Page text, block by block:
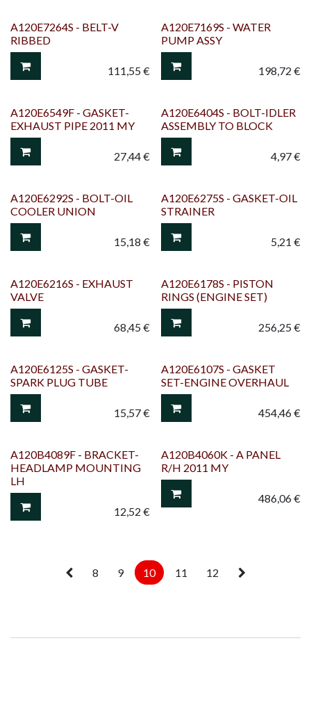
A120E7264S - BELT-V
RIBBED
111,55€
A120E7169S - WATER
PUMP ASSY
198,72 €
A120E6549F - GASKET-
EXHAUST PIPE 2011 MY
27,44€
A120E6404S - BOLT-IDLER
ASSEMBLY TO BLOCK
4,97€
A120E6292S - BOLT-OIL
COOLER UNION
15,18 €
A120E6275S - GASKET-OIL
STRAINER
5,21 €
A120E6216S - EXHAUST
VALVE
68,45€
A120E6178S - PISTON
RINGS (ENGINE SET)
256,25€
A120E6125S - GASKET-
SPARK PLUG TUBE
15,57€
A120E6107S - GASKET
SET-ENGINE OVERHAUL
454,46€
A120B4089F - BRACKET-
HEADLAMP MOUNTING
LH
12,52 €
A120B4060K - A PANEL
R/H 2011 MY
486,06€
8 9 10 11 12